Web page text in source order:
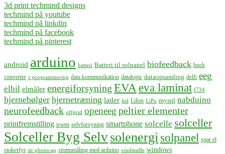
3d print techmind designs
techmind på youtube
techmind på linkdin
techmind på facebook
techmind på pinterest
android arduino batteri Batteri til solpanel biofeedback buck
converter c programmering data kommunikation datalogic dataopsamling delfi eeg
elbil elmåler energiforsyning EVA eva laminat f734
hjernebølger hjernetræning lader led LiIon LiPo mysql nabduino
neurofeedback offgrid openeeg peltier elementer
printfremstilling pwm selvforsyning smartphone solcelle solceller
Solceller Byg Selvsolenergisolpanel spar el
stokerfyr str photocap strømmåling med arduino vindmølle windows